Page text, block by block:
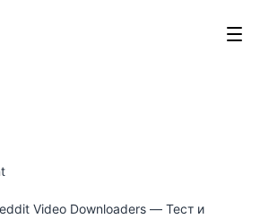
Video Downloaders — Тест и